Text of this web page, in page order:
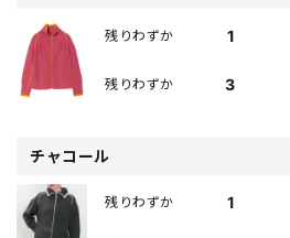
1
残りわずか
3
残りわずか
チャコール
1
残りわずか